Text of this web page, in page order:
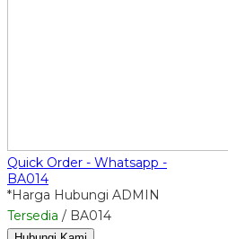
Quick Order - Whatsapp -
BA014
*Harga Hubungi ADMIN
Tersedia / BA014